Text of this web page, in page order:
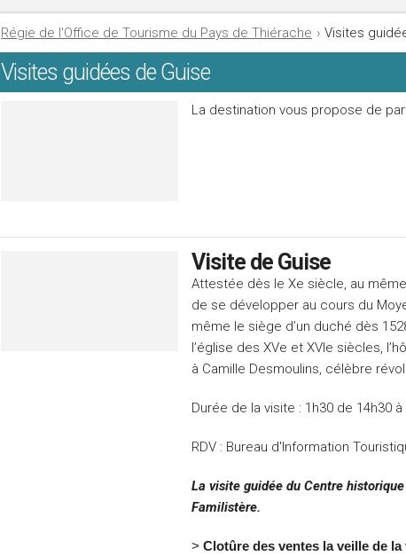
Régie de l'Office de Tourisme du Pays de Thiérache › Visites
Visites guidées de Guise
La destination vous propose de
Visite de Guise
Attestée dès le Xe siècle, au
de se développer au cours du
même le siège d’un duché dès
l’église des XVe et XVIe siècles,
à Camille Desmoulins, célèbre
Durée de la visite : 1h30 de 14h30
RDV : Bureau d'Information
La visite guidée du Centre
Familistère.
> Clotûre des ventes la veille de la